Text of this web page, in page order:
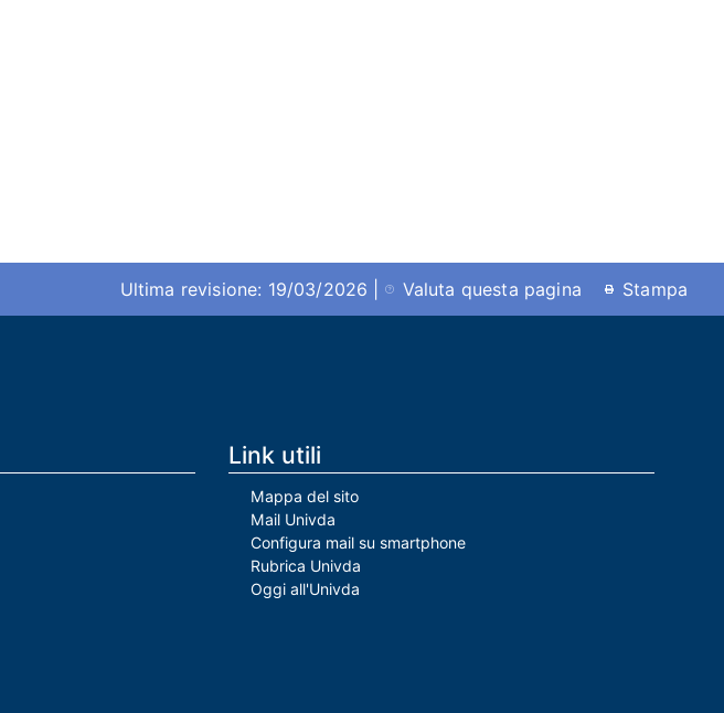
Ultima revisione: 19/03/2026 | Valuta questa pagina Stampa
Link utili
Mappa del sito
Mail Univda
Configura mail su smartphone
Rubrica Univda
Oggi all'Univda